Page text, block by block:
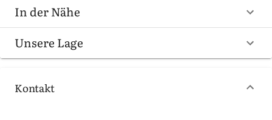
In der Nähe
Unsere Lage
Kontakt